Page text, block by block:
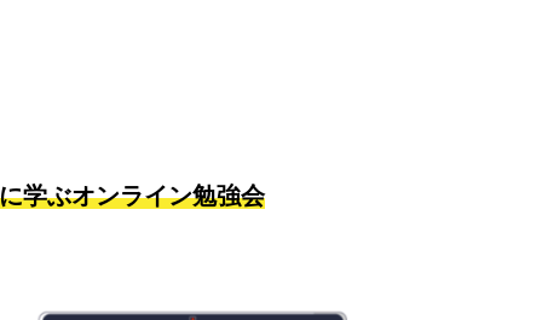
学ぶオンライン勉強会